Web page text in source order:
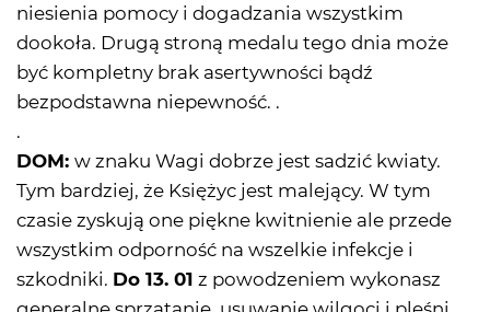
niesienia pomocy i dogadzania wszystkim
dookoła. Drugą stroną medalu tego dnia może
być kompletny brak asertywności bądź
bezpodstawna niepewność. .
.
DOM: w znaku Wagi dobrze jest sadzić kwiaty.
Tym bardziej, że Księżyc jest malejący. W tym
czasie zyskują one piękne kwitnienie ale przede
wszystkim odporność na wszelkie infekcje i
szkodniki. Do 13. 01 z powodzeniem wykonasz